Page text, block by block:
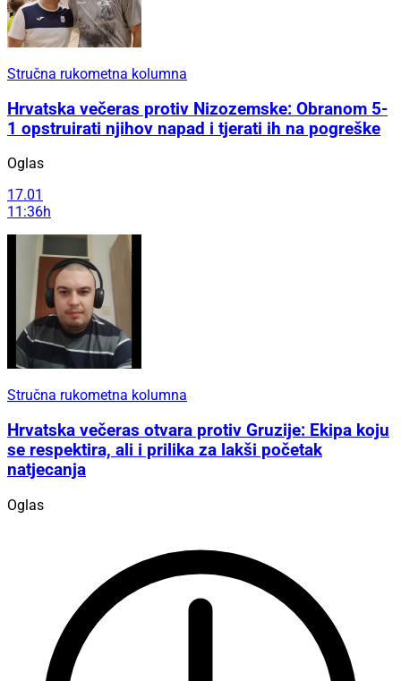
Stručna rukometna kolumna
Hrvatska večeras protiv Nizozemske: Obranom 5-
1 opstruirati njihov napad i tjerati ih na pogreške
Oglas
17.01
11:36h
Stručna rukometna kolumna
Hrvatska večeras otvara protiv Gruzije: Ekipa koju
se respektira, ali i prilika za lakši početak
natjecanja
Oglas